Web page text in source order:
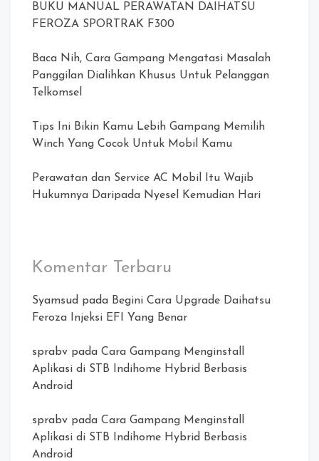
BUKU MANUAL PERAWATAN DAIHATSU
FEROZA SPORTRAK F300
Baca Nih, Cara Gampang Mengatasi Masalah
Panggilan Dialihkan Khusus Untuk Pelanggan
Telkomsel
Tips Ini Bikin Kamu Lebih Gampang Memilih
Winch Yang Cocok Untuk Mobil Kamu
Perawatan dan Service AC Mobil Itu Wajib
Hukumnya Daripada Nyesel Kemudian Hari
Komentar Terbaru
Syamsud pada Begini Cara Upgrade Daihatsu
Feroza Injeksi EFI Yang Benar
sprabv pada Cara Gampang Menginstall
Aplikasi di STB Indihome Hybrid Berbasis
Android
sprabv pada Cara Gampang Menginstall
Aplikasi di STB Indihome Hybrid Berbasis
Android